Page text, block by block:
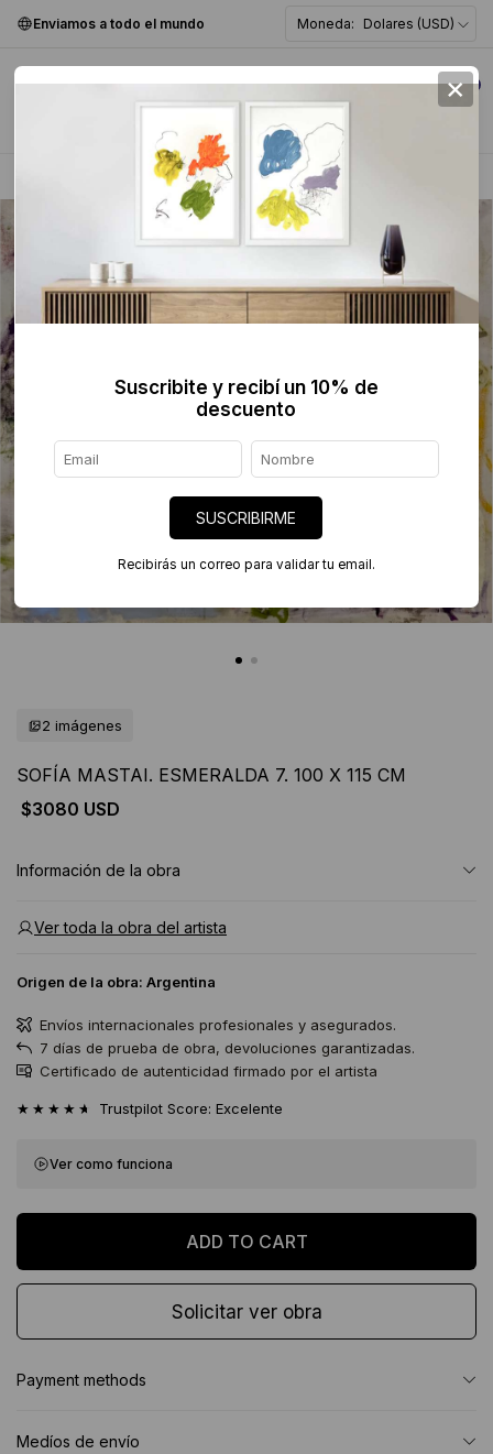
Enviamos a todo el mundo Moneda: Dolares (USD)
0
2 imágenes
SOFÍA MASTAI. ESMERALDA 7. 100 X 115 CM
$3080 USD
Información de la obra
Ver toda la obra del artista
Origen de la obra: Argentina
Envíos internacionales profesionales y asegurados.
7 días de prueba de obra, devoluciones garantizadas.
Certificado de autenticidad firmado por el artista
★★★★★ Trustpilot Score: Excelente
Ver como funciona
Solicitar ver obra
Payment methods
Medíos de envío
×
Suscribite y recibí un 10% de
descuento
SUSCRIBIRME
Recibirás un correo para validar tu email.